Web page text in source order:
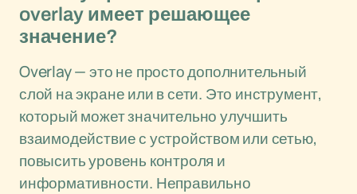
overlay имеет решающее
значение?
Overlay — это не просто дополнительный
слой на экране или в сети. Это инструмент,
который может значительно улучшить
взаимодействие с устройством или сетью,
повысить уровень контроля и
информативности. Неправильно